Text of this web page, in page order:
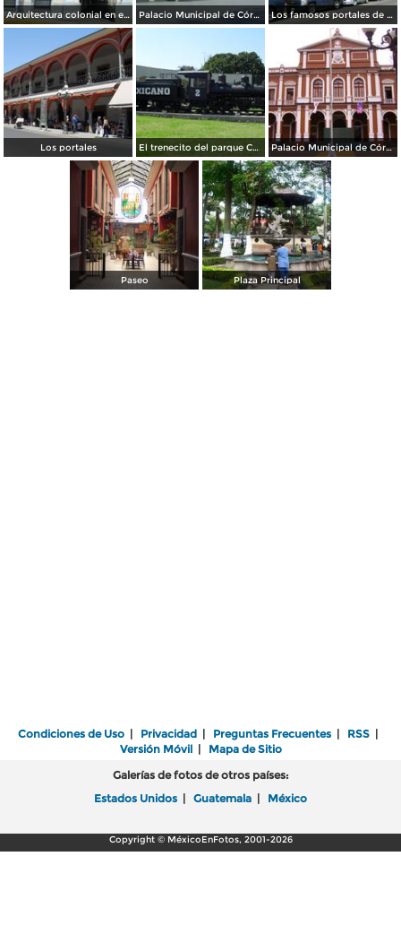
Arquitectura colonial en el centro histórico de Córdoba. Abril/2012 Palacio Municipal de Córdoba, Veracruz. Abril/2012 Los famosos portales de dos niveles de Córdoba
Los portales El trenecito del parque Centenario Palacio Municipal de Córdoba
Paseo Plaza Principal
Condiciones de Uso | Privacidad | Preguntas Frecuentes | RSS |
Versión Móvil| Mapa de Sitio
Galerías de fotos de otros países:
Estados Unidos | Guatemala | México
Copyright © MéxicoEnFotos, 2001-2026